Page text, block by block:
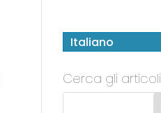
Italiano
Cerca gli articoli